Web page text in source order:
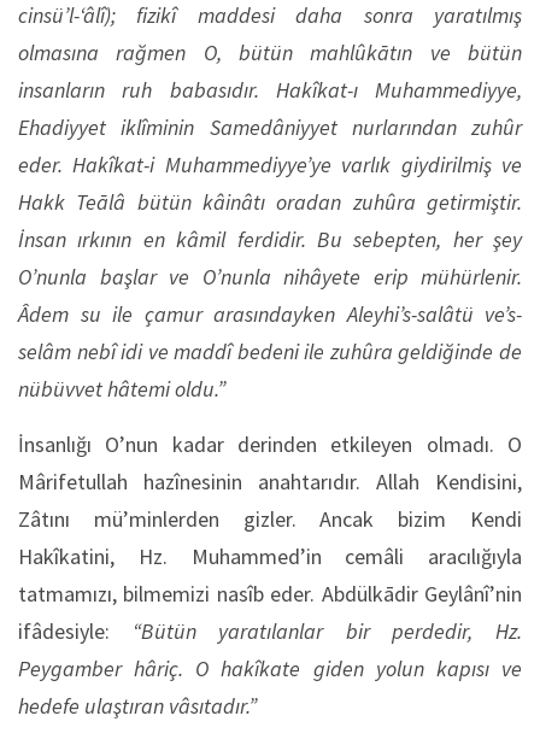
cinsü’l-‘âlî); fizikî maddesi daha sonra yaratılmış
olmasına rağmen O, bütün mahlûkātın ve bütün
insanların ruh babasıdır. Hakîkat-ı Muhammediyye,
Ehadiyyet iklîminin Samedâniyyet nurlarından zuhûr
eder. Hakîkat-i Muhammediyye’ye varlık giydirilmiş ve
Hakk Teālâ bütün kâinâtı oradan zuhûra getirmiştir.
İnsan ırkının en kâmil ferdidir. Bu sebepten, her şey
O’nunla başlar ve O’nunla nihâyete erip mühürlenir.
Âdem su ile çamur arasındayken Aleyhi’s-salâtü ve’s-
selâm nebî idi ve maddî bedeni ile zuhûra geldiğinde de
nübüvvet hâtemi oldu.”
İnsanlığı O’nun kadar derinden etkileyen olmadı. O
Mârifetullah hazînesinin anahtarıdır. Allah Kendisini,
Zâtını mü’minlerden gizler. Ancak bizim Kendi
Hakîkatini, Hz. Muhammed’in cemâli aracılığıyla
tatmamızı, bilmemizi nasîb eder. Abdülkādir Geylânî’nin
ifâdesiyle: “Bütün yaratılanlar bir perdedir, Hz.
Peygamber hâriç. O hakîkate giden yolun kapısı ve
hedefe ulaştıran vâsıtadır.”